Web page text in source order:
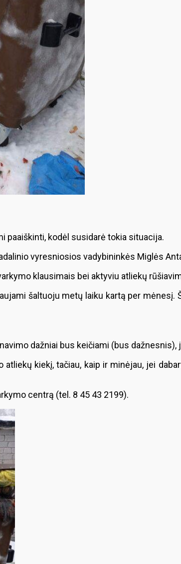
paaiškinti, kodėl susidarė tokia situacija.
vyresniosios vadybininkės Miglės
klausimais bei aktyviu atliekų
šaltuoju metų laiku kartą per
dažniai bus keičiami (bus
kiekį, tačiau, kaip ir minėjau, jei
centrą (tel. 8 45 43 2199).